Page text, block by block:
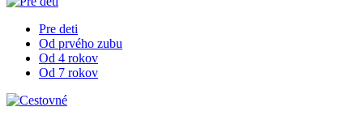
Pre deti
Od prvého zubu
Od 4 rokov
Od 7 rokov